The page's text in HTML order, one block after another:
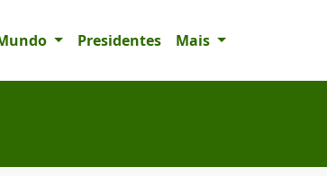
Presidentes Mais